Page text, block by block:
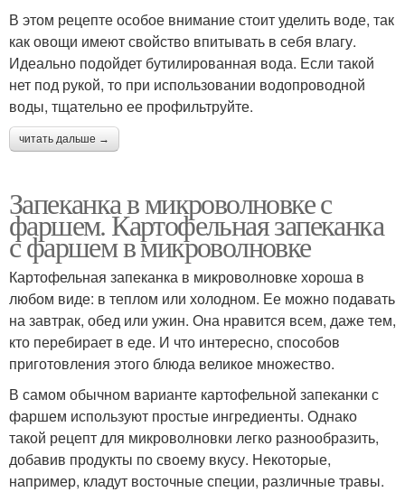
В этом рецепте особое внимание стоит уделить воде, так
как овощи имеют свойство впитывать в себя влагу.
Идеально подойдет бутилированная вода. Если такой
нет под рукой, то при использовании водопроводной
воды, тщательно ее профильтруйте.
читать дальше →
Запеканка в микроволновке с
фаршем. Картофельная запеканка
с фаршем в микроволновке
Картофельная запеканка в микроволновке хороша в
любом виде: в теплом или холодном. Ее можно подавать
на завтрак, обед или ужин. Она нравится всем, даже тем,
кто перебирает в еде. И что интересно, способов
приготовления этого блюда великое множество.
В самом обычном варианте картофельной запеканки с
фаршем используют простые ингредиенты. Однако
такой рецепт для микроволновки легко разнообразить,
добавив продукты по своему вкусу. Некоторые,
например, кладут восточные специи, различные травы.